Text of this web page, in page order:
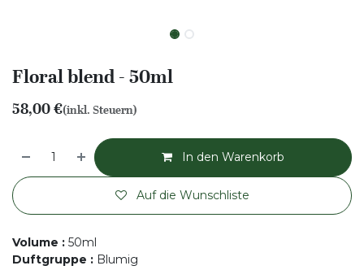
Floral blend - 50ml
58,00€(inkl. Steuern)
In den Warenkorb
Auf die Wunschliste
Volume : 50ml
Duftgruppe : Blumig